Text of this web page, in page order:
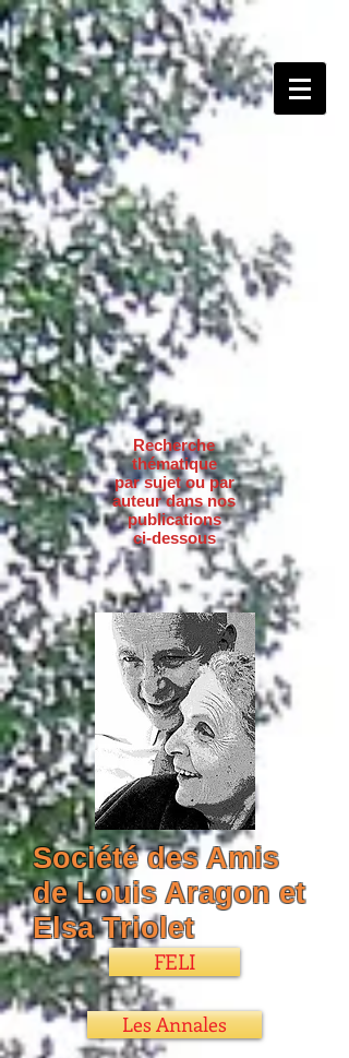
Recherche
thématique
par sujet ou par
auteur dans nos
publications
ci-dessous
Société des Amis
de Louis Aragon et
Elsa Triolet
FELI
Les Annales